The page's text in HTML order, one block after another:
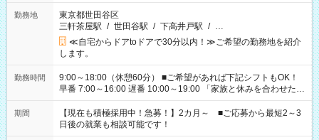
勤務地
東京都世田谷区
三軒茶屋駅 / 世田谷駅 / 下高井戸駅 / …
≪自宅からドアtoドアで30分以内！≫ご希望の勤務地を紹介
します。
勤務時間
9:00～18:00（休憩60分） ■ご希望があれば下記シフトもOK！
早番 7:00～16:00 遅番 10:00～19:00 「家族と休みを合わせた
い」 「余裕を持って夕飯の準備がしたい」 「できれば残業はし
たくない」 など、ご希望を教えてくださいね。 ※Wワーク希望
の方へ 今ご覧のお仕事で希望する勤務時間と、もう1つのお仕事
の勤務時間。 合計で週40時間を超える場合は応募できません。
期間
【現在も積極採用中！急募！】2カ月～ ■ご応募から最短2～3
日後の就業も相談可能です！